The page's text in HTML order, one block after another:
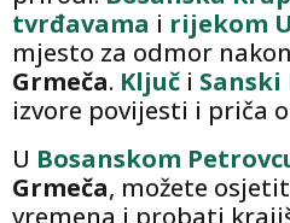
tvrđavama i rijekom
mjesto za odmor nakon
Grmeča. Ključ i Sanski
izvore povijesti i priča
U Bosanskom
Grmeča, možete
vremena i probati